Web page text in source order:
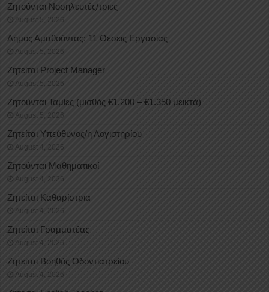
Ζητούνται Νοσηλευτές/τριες
August 5, 2026
Δήμος Αμαθούντας: 11 Θέσεις Εργασίας
August 5, 2026
Ζητείται Project Manager
August 5, 2026
Ζητούνται Ταμίες (μισθός €1.200 – €1.350 μεικτά)
August 5, 2026
Ζητείται Υπεύθυνος/η Λογιστηρίου
August 4, 2026
Ζητούνται Μαθηματικοί
August 4, 2026
Ζητείται Καθαρίστρια
August 4, 2026
Ζητείται Γραμματέας
August 4, 2026
Ζητείται Βοηθός Οδοντιατρείου
August 4, 2026